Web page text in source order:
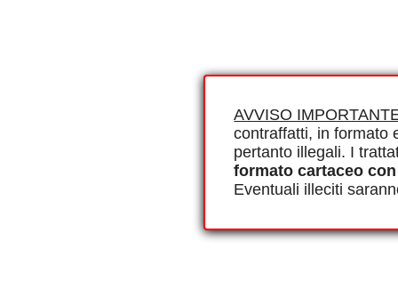
AVVISO
contraffatti, in formato
pertanto illegali. I
formato cartaceo
Eventuali illeciti